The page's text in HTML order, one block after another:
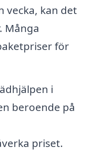
vecka, kan det
Många
för
i
beroende på
priset.